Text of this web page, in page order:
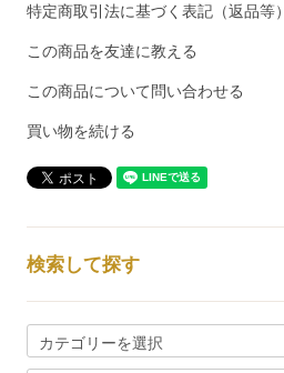
特定商取引法に基づく表記（返品等）
この商品を友達に教える
この商品について問い合わせる
買い物を続ける
検索して探す